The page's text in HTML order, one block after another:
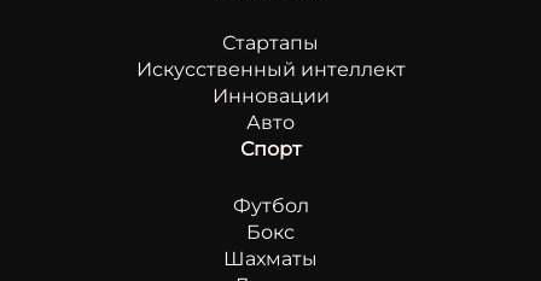
Стартапы
Искусственный интеллект
Инновации
Авто
Спорт
Футбол
Бокс
Шахматы